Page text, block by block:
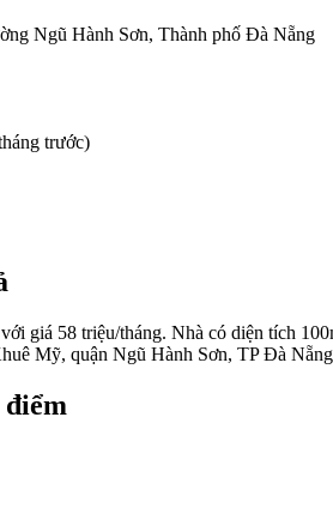
Ngũ Hành Sơn, Thành phố Đà Nẵng
trước)
giá 58 triệu/tháng. Nhà có diện tích
Mỹ, quận Ngũ Hành Sơn, TP Đà